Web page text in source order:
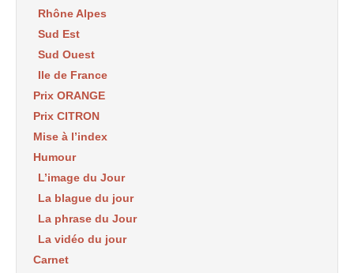
Rhône Alpes
Sud Est
Sud Ouest
Ile de France
Prix ORANGE
Prix CITRON
Mise à l’index
Humour
L’image du Jour
La blague du jour
La phrase du Jour
La vidéo du jour
Carnet